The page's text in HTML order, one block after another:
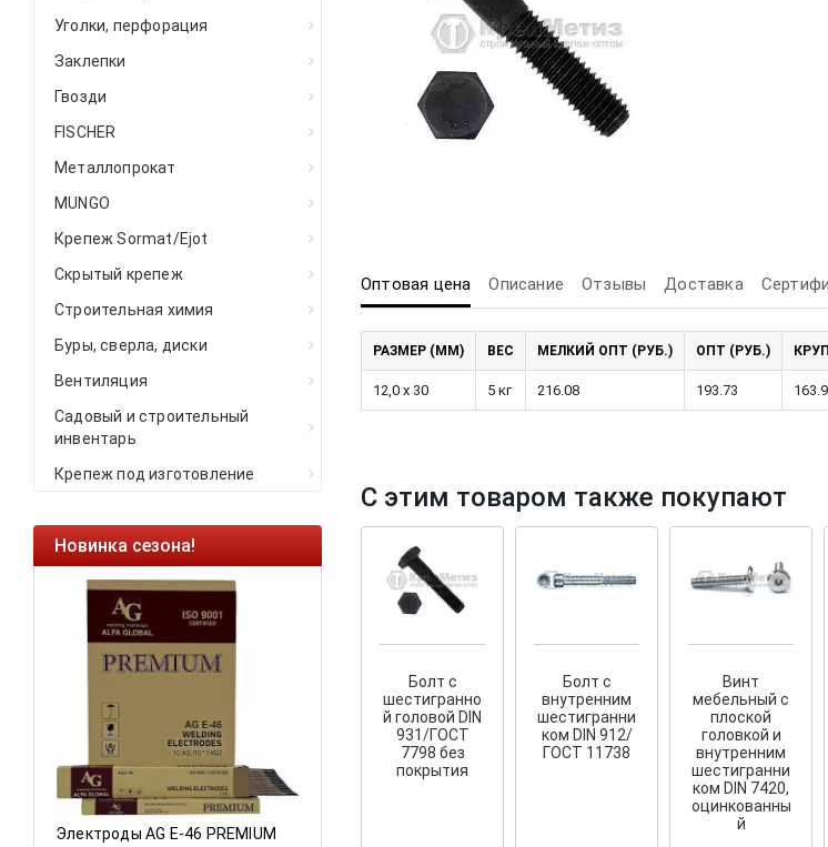
Уголки, перфорация
Заклепки
Гвозди
FISCHER
Металлопрокат
MUNGO
Крепеж Sormat/Ejot
Скрытый крепеж
Строительная химия
Буры, сверла, диски
Вентиляция
Садовый и строительный
инвентарь
Крепеж под изготовление
Новинка сезона!
Электроды AG E-46 PREMIUM
Ликвидация остатков!
Саморезы кровельные HKR-R
HARPOON EURO
остатков по ценам 2020 года!
Крепление террас и
и фасадов.
Оптовая цена Описание Отзывы Доставка
РАЗМЕР (ММ) ВЕС МЕЛКИЙ ОПТ (РУБ.) ОПТ (РУБ.)
12,0 x 30 5 кг 216.08 193.73
С этим товаром также покупают
Болт с
шестигранно
й головой DIN
931/ГОСТ
7798 без
покрытия
Болт с
внутренним
шестигранни
ком DIN 912/
ГОСТ 11738
Винт
мебельный с
плоской
головкой и
внутренним
шестигранни
ком DIN 7420,
оцинкованны
й